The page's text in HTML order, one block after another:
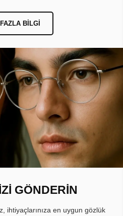
BILGI
GÖNDERİN
ihtiyaçlarınıza en uygun gözlük